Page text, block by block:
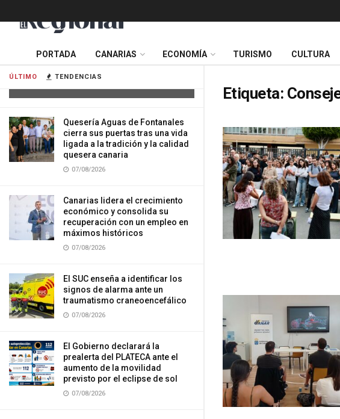
ÚLTIMO TENDENCIAS
impactar su vehículo contra una
Quesería Aguas de Fontanales
cierra sus puertas tras una vida
ligada a la tradición y la calidad
quesera canaria
07/08/2026
Canarias lidera el crecimiento
económico y consolida su
recuperación con un empleo en
máximos históricos
07/08/2026
El SUC enseña a identificar los
signos de alarma ante un
traumatismo craneoencefálico
07/08/2026
El Gobierno declarará la
prealerta del PLATECA ante el
aumento de la movilidad
previsto por el eclipse de sol
07/08/2026
PORTADA CANARIAS ECONOMÍA TURISMO CULTURA
Etiqueta: